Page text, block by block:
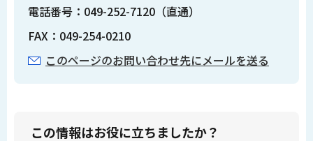
電話番号：049-252-7120（直通）
FAX：049-254-0210
このページのお問い合わせ先にメールを送る
この情報はお役に立ちましたか？